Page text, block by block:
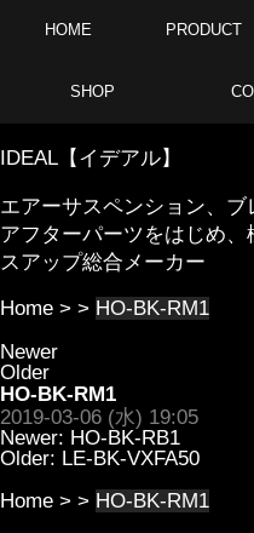
HOME PRODUCT
SHOP
IDEAL【イデアル】
エアーサスペンション、
アフターパーツをはじめ
スアップ総合メーカー
Home > > HO-BK-RM1
Newer
Older
HO-BK-RM1
2019-03-06 (水) 19:05
Newer: HO-BK-RB1
Older: LE-BK-VXFA50
Home > > HO-BK-RM1